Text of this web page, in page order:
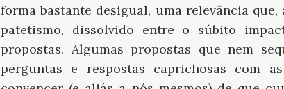
forma bastante desigual, uma relevância
patetismo, dissolvido entre o súbito
propostas. Algumas propostas que nem
perguntas e respostas caprichosas com